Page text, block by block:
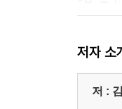
나만의
7장 혼자
8장 손
저자 소
저 :